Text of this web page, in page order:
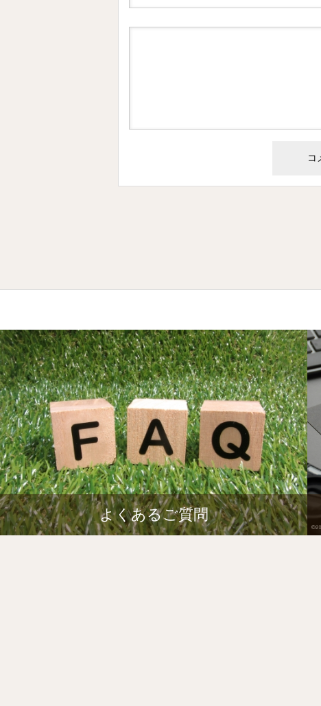
よくあるご質問